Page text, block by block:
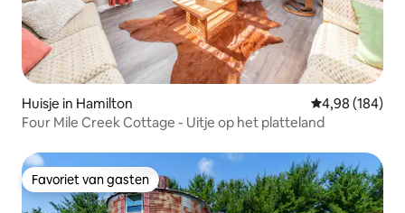
Huisje in Hamilton Gemiddelde
4,98 (184)
Four Mile Creek Cottage - Uitje op het platteland
Favoriet van gasten
Favoriet van gasten